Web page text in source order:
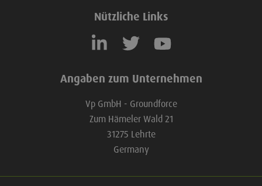
Nützliche Links
Angaben zum Unternehmen
Vp GmbH - Groundforce
Zum Hämeler Wald 21
31275 Lehrte
Germany